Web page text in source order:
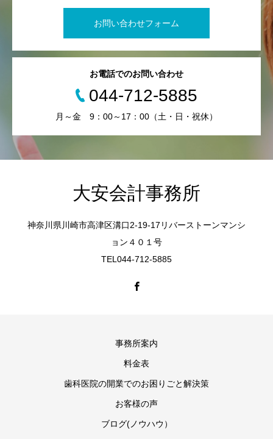
お問い合わせフォーム
お電話でのお問い合わせ
044-712-5885
月～金 9：00～17：00（土・日・祝休）
大安会計事務所
神奈川県川崎市高津区溝口2-19-17リバーストーンマンシ
ョン４０１号
TEL044-712-5885
事務所案内
料金表
歯科医院の開業でのお困りごと解決策
お客様の声
ブログ(ノウハウ）